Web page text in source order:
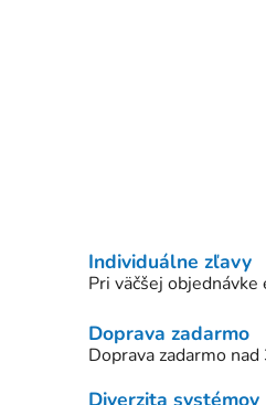
Individuálne zľavy
Pri väčšej objednávke
Doprava zadarmo
Doprava zadarmo